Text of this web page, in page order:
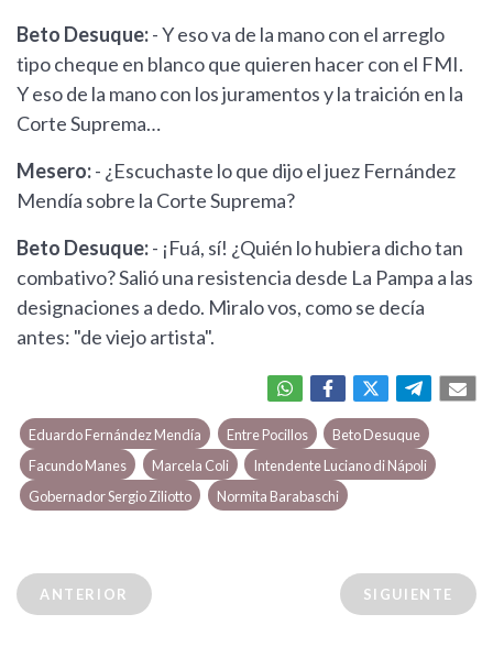
Beto Desuque:- Y eso va de la mano con el arreglo
tipo cheque en blanco que quieren hacer con el FMI.
Y eso de la mano con los juramentos y la traición en la
Corte Suprema…
Mesero:- ¿Escuchaste lo que dijo el juez Fernández
Mendía sobre la Corte Suprema?
Beto Desuque:- ¡Fuá, sí! ¿Quién lo hubiera dicho tan
combativo? Salió una resistencia desde La Pampa a las
designaciones a dedo. Miralo vos, como se decía
antes: "de viejo artista".
Eduardo Fernández Mendía Entre Pocillos
Beto Desuque
Facundo Manes
Marcela Coli
Intendente Luciano di Nápoli
Gobernador Sergio Ziliotto
Normita Barabaschi
ANTERIOR SIGUIENTE